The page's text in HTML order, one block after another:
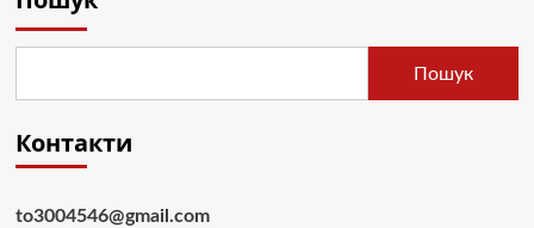
Пошук
Контакти
to3004546@gmail.com